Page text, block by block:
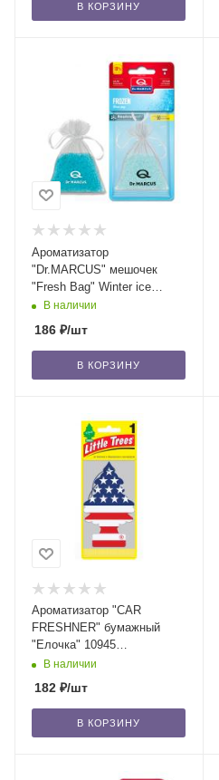
В КОРЗИНУ
Ароматизатор
"Dr.MARСUS" мешочек
"Fresh Bag" Winter ice
(frozen)/уп-18/72
В наличии
186 ₽/шт
В КОРЗИНУ
Ароматизатор "CAR
FRESHNER" бумажный
"Елочка" 10945
"Американский флаг"
(Vanilla Pride) /блок 24/144
В наличии
182 ₽/шт
В КОРЗИНУ